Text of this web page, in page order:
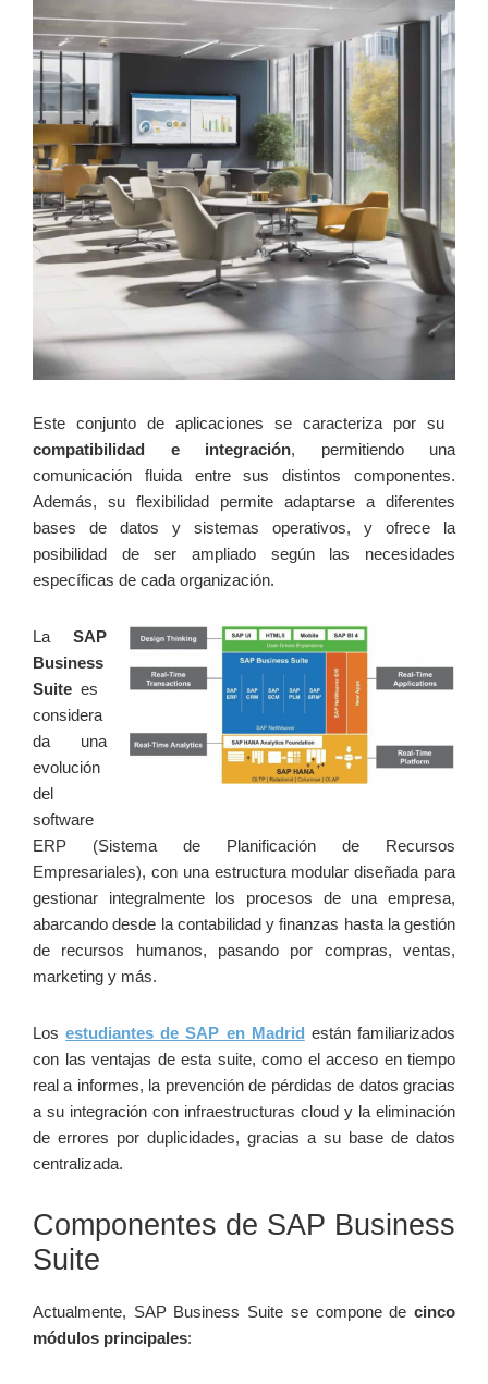
Este conjunto de aplicaciones se caracteriza por su ⁣
compatibilidad e integración, permitiendo ⁤una
comunicación fluida‌ entre sus distintos componentes.⁣
Además,⁣ su flexibilidad permite adaptarse a diferentes
bases de datos y⁢ sistemas operativos, y ofrece ‌la
posibilidad de ser ampliado‌ según las necesidades‍
específicas de cada organización.
La SAP
Business
Suite ⁤es ​
considera
da una
evolución
del
software
ERP (Sistema de Planificación⁤ de ⁢Recursos
Empresariales), con una estructura modular diseñada para
gestionar integralmente ‍los procesos de una empresa,
abarcando desde la contabilidad⁢ y finanzas hasta ‍la gestión
de ⁢recursos ⁣humanos, pasando por compras, ventas,
marketing y más.
Losestudiantes ‌de SAP ‌en Madrid están familiarizados
con las ventajas ​de esta suite, como el acceso en tiempo
real a informes, la prevención de pérdidas de datos gracias
a su integración con infraestructuras cloud y la eliminación
de errores por duplicidades, gracias a su base de datos
centralizada.
Componentes⁤ de SAP Business⁣
Suite
Actualmente, SAP‌ Business Suite se compone ⁣de‌ cinco
módulos principales: